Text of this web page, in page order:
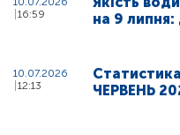
16:59
на 9 липня:
10.07.2026
12:13
ЧЕРВЕНЬ